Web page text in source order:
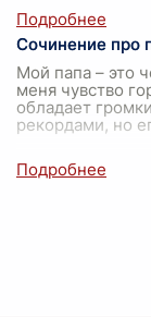
Сочинение про
Мой папа – это
меня чувство
обладает
рекордами, но